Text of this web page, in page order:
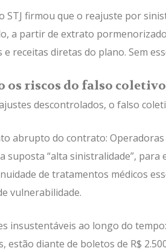
STJ firmou que o reajuste por
a partir de extrato
e receitas diretas do plano. Sem
os riscos do falso
descontrolados, o falso
abrupto do contrato:
suposta “alta sinistralidade”,
de tratamentos médicos
vulnerabilidade.
insustentáveis ao longo do
estão diante de boletos de R$